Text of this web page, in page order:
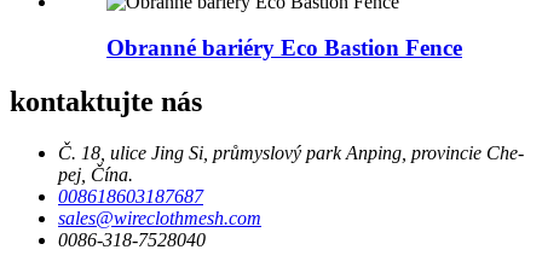
Obranné bariéry Eco Bastion Fence
kontaktujte nás
Č. 18, ulice Jing Si, průmyslový park Anping, provincie Che-
pej, Čína.
008618603187687
sales@wireclothmesh.com
0086-318-7528040